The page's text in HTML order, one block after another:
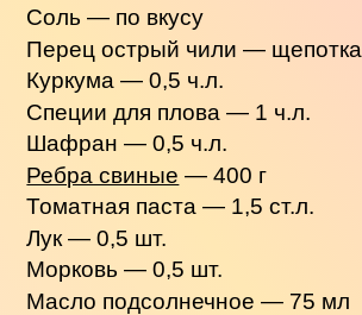
Соль — по вкусу
Перец острый чили — щепотка
Куркума — 0,5 ч.л.
Специи для плова — 1 ч.л.
Шафран — 0,5 ч.л.
Ребра свиные — 400 г
Томатная паста — 1,5 ст.л.
Лук — 0,5 шт.
Морковь — 0,5 шт.
Масло подсолнечное — 75 мл